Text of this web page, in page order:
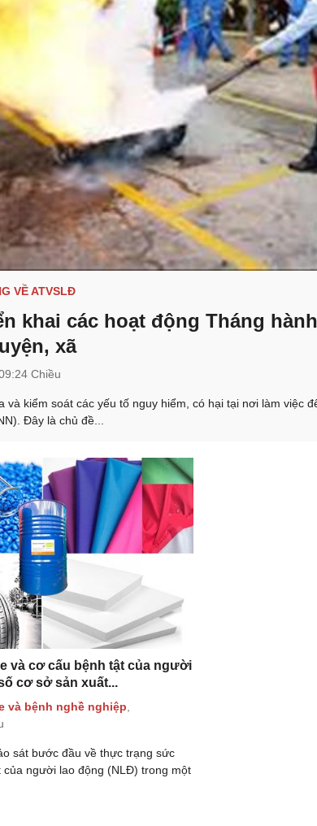
VỀ ATVSLĐ
khai các hoạt động Tháng
xã
Chiều
và kiểm soát các yếu tố nguy hiểm, có hại tại nơi làm việc
Đây là chủ đề...
và cơ cấu bệnh tật của người
cơ sở sản xuất...
và bệnh nghề nghiệp
sát bước đầu về thực trạng sức
của người lao động (NLĐ) trong một